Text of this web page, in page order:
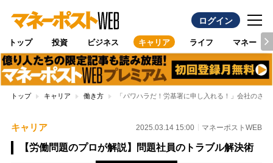
ログイン
トップ 投資 ビジネス キャリア ライフ マネー
トップ キャリア 働き方 「パワハラだ！労基署に申し入れる！」会社のさ
キャリア 2025.03.14 15:00 マネーポストWEB
【労働問題のプロが解説】問題社員のトラブル解決術